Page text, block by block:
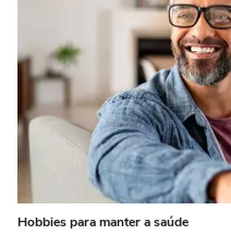
Hobbies para manter a saúde